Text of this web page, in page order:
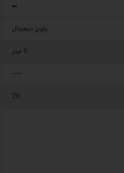
پلوپز دیجیتال
5 لیتر
-----
20